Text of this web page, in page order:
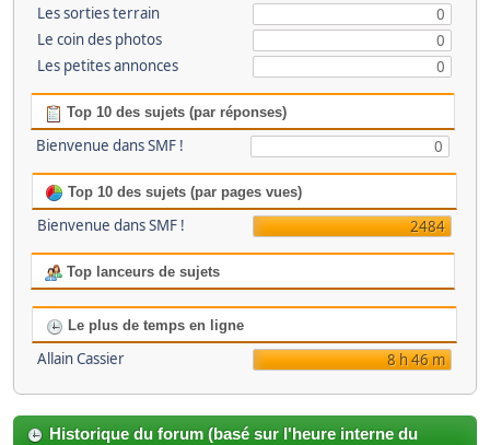
Les sorties terrain
0
Le coin des photos
0
Les petites annonces
0
Top 10 des sujets (par réponses)
Bienvenue dans SMF ! 0
Top 10 des sujets (par pages vues)
Bienvenue dans SMF ! 2484
Top lanceurs de sujets
Le plus de temps en ligne
Allain Cassier 8 h 46 m
Historique du forum (basé sur l'heure interne du